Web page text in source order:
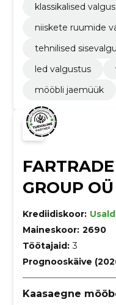
klassikalised
niiskete ruumide
tehnilised
led valgustus
mööbli jaemüük
FARTRADE
GROUP OÜ
Krediidiskoor:
Maineskoor: 2690
Töötajaid: 3
Prognooskäive
Kaasaegne